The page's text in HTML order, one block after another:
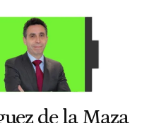
de la Maza